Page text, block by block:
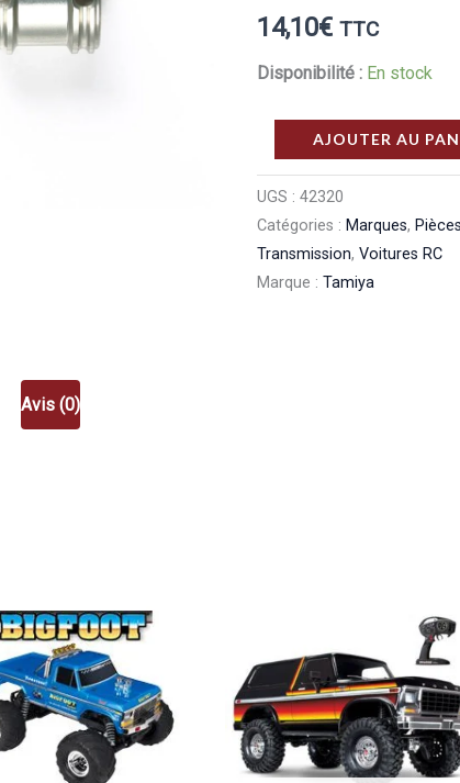
14,10€ TTC
Disponibilité : En stock
quantité
de
Tamiya
Pièce
de
jonction
AJOUTER AU
UGS :42320
Catégories : Marques,
Transmission,Voitures RC
Marque :Tamiya
Avis (0)